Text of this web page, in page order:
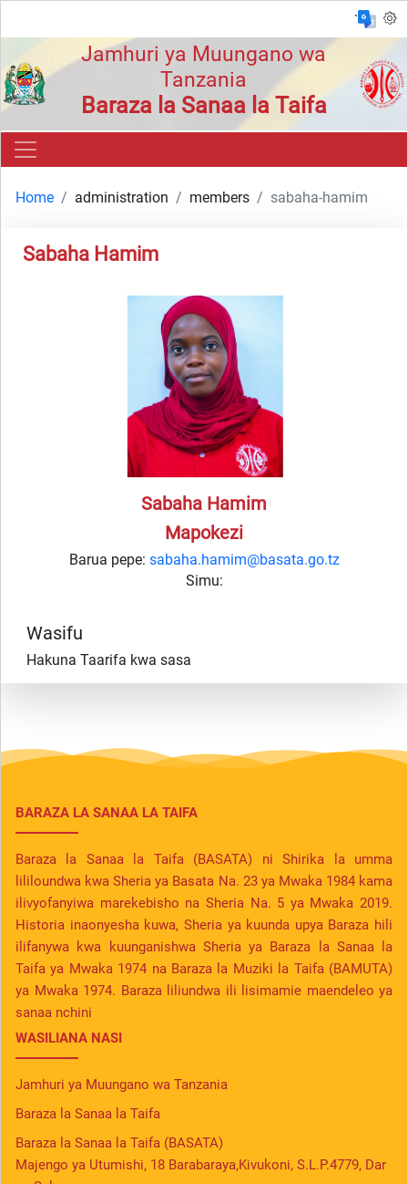
`
Jamhuri ya Muungano wa
Tanzania
Baraza la Sanaa la Taifa
Home administration members sabaha-hamim
Sabaha Hamim
Sabaha Hamim
Mapokezi
Barua pepe: sabaha.hamim@basata.go.tz
Simu:
Wasifu
Hakuna Taarifa kwa sasa
BARAZA LA SANAA LA TAIFA
Baraza la Sanaa la Taifa (BASATA) ni Shirika la umma
lililoundwa kwa Sheria ya Basata Na. 23 ya Mwaka 1984 kama
ilivyofanyiwa marekebisho na Sheria Na. 5 ya Mwaka 2019.
Historia inaonyesha kuwa, Sheria ya kuunda upya Baraza hili
ilifanywa kwa kuunganishwa Sheria ya Baraza la Sanaa la
Taifa ya Mwaka 1974 na Baraza la Muziki la Taifa (BAMUTA)
ya Mwaka 1974. Baraza liliundwa ili lisimamie maendeleo ya
sanaa nchini
WASILIANA NASI
Jamhuri ya Muungano wa Tanzania
Baraza la Sanaa la Taifa
Baraza la Sanaa la Taifa (BASATA)
Majengo ya Utumishi, 18 Barabaraya,Kivukoni, S.L.P.4779, Dar